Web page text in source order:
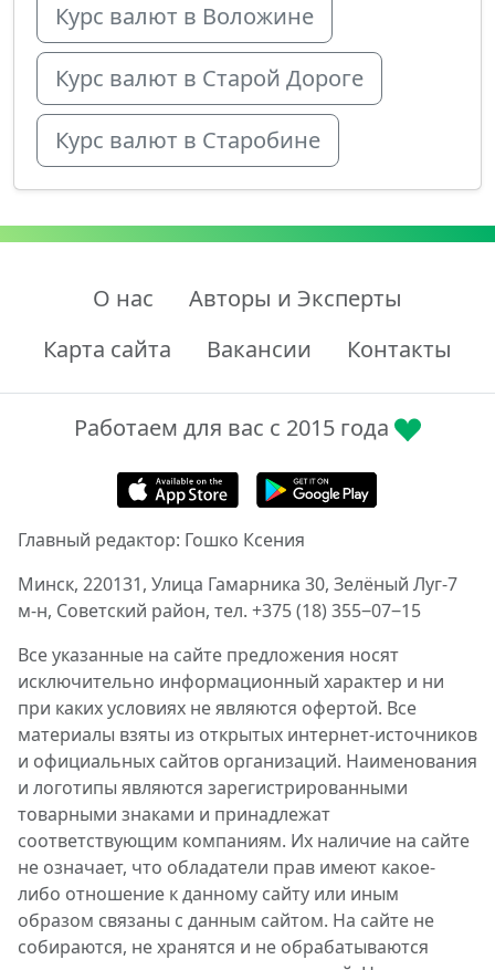
Курс валют в Воложине
Курс валют в Старой Дороге
Курс валют в Старобине
О нас
Авторы и Эксперты
Карта сайта
Вакансии Контакты
Работаем для вас с 2015 года
Главный редактор: Гошко Ксения
Минск, 220131, Улица Гамарника 30, Зелёный Луг-7
м-н, Советский район, тел. +375 (18) 355‒07‒15
Все указанные на сайте предложения носят
исключительно информационный характер и ни
при каких условиях не являются офертой. Все
материалы взяты из открытых интернет-источников
и официальных сайтов организаций. Наименования
и логотипы являются зарегистрированными
товарными знаками и принадлежат
соответствующим компаниям. Их наличие на сайте
не означает, что обладатели прав имеют какое-
либо отношение к данному сайту или иным
образом связаны с данным сайтом. На сайте не
собираются, не хранятся и не обрабатываются